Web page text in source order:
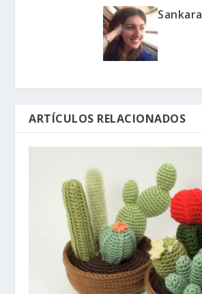
Sankara
ARTÍCULOS RELACIONADOS